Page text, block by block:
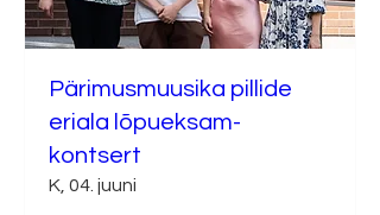
Pärimusmuusika pillide
eriala lõpueksam-
kontsert
K, 04. juuni